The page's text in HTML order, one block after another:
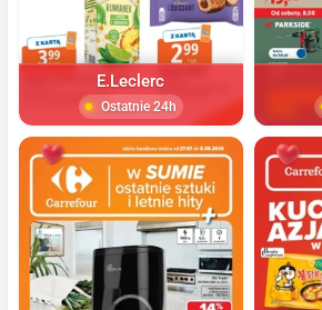
E.Leclerc
Ostatnie 24h